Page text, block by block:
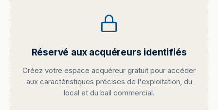
Réservé aux acquéreurs identifiés
Créez votre espace acquéreur gratuit pour accéder
aux caractéristiques précises de l'exploitation, du
local et du bail commercial.